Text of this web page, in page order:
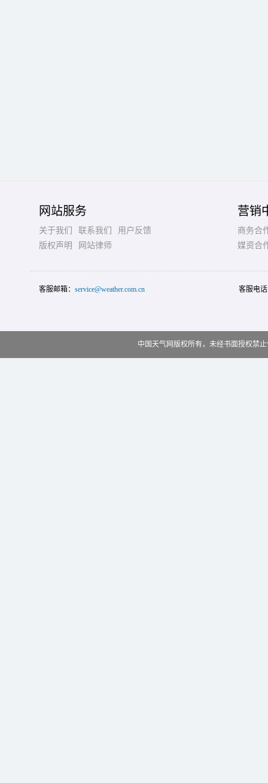
网站服务
关于我们 联系我们
用户反馈
版权声明
网站律师
营销
商务合
媒资合
客服邮箱： service@weather.com.cn 客服电
中国天气网版权所有，未经书面授权